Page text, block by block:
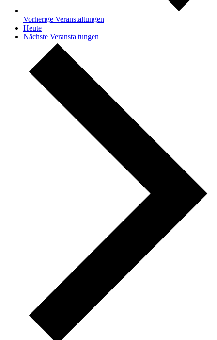
Vorherige Veranstaltungen
Heute
Nächste Veranstaltungen